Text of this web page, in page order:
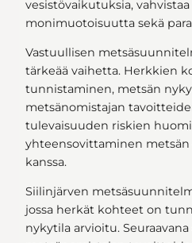
vesistövaikutuksia,
monimuotoisuutta sekä
Vastuullisen
tärkeää vaihetta. Herkkien
tunnistaminen, metsän
metsänomistajan
tulevaisuuden riskien
yhteensovittaminen
kanssa.
Siilinjärven
jossa herkät kohteet on
nykytila arvioitu.